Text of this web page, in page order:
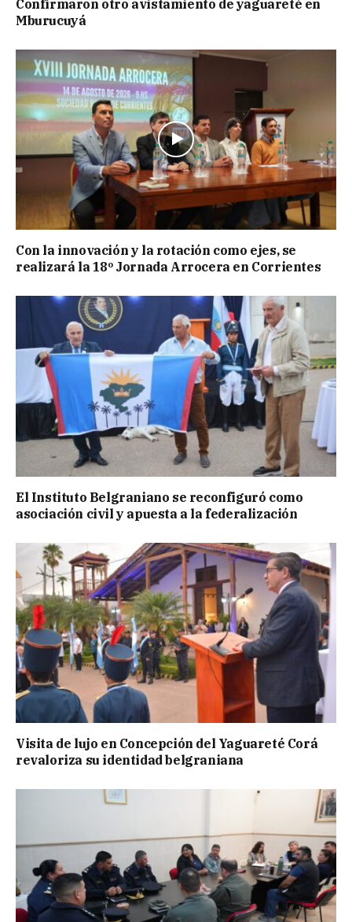
Confirmaron otro avistamiento de yaguareté en
Mburucuyá
Con la innovación y la rotación como ejes, se
realizará la 18º Jornada Arrocera en Corrientes
El Instituto Belgraniano se reconfiguró como
asociación civil y apuesta a la federalización
Visita de lujo en Concepción del Yaguareté Corá
revaloriza su identidad belgraniana